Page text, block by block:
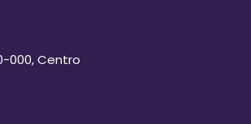
000, Centro